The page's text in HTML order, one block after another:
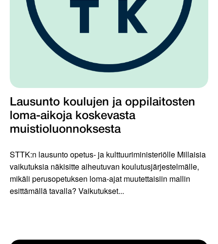
Lausunto koulujen ja oppilaitosten
loma-aikoja koskevasta
muistioluonnoksesta
STTK:n lausunto opetus- ja kulttuuriministeriölle Millaisia
vaikutuksia näkisitte aiheutuvan koulutusjärjestelmälle,
mikäli perusopetuksen loma-ajat muutettaisiin mallin
esittämällä tavalla? Vaikutukset...